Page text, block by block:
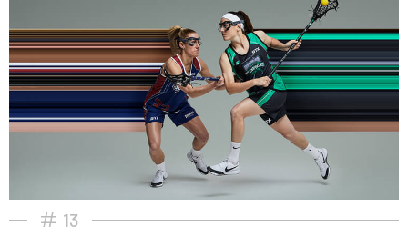
13